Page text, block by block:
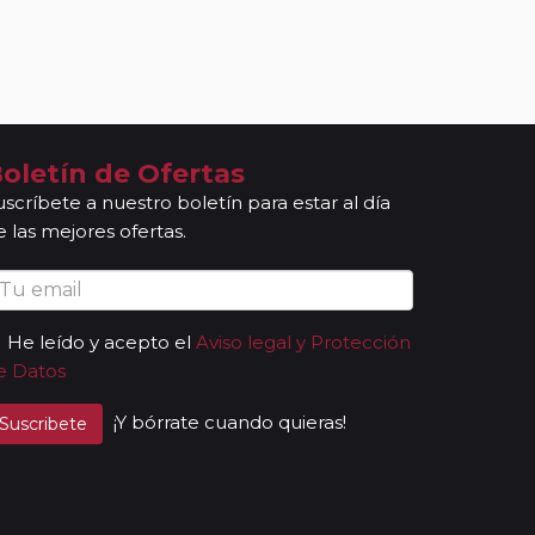
de Ofertas
a nuestro boletín para estar al día
las mejores ofertas.
He leído y acepto el Aviso legal y Protección
Datos
Suscribete ¡Y bórrate cuando quieras!